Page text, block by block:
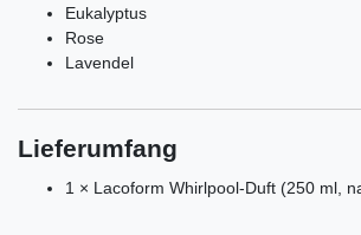
Eukalyptus
Rose
Lavendel
Lieferumfang
1 × Lacoform Whirlpool-Duft (250 ml,